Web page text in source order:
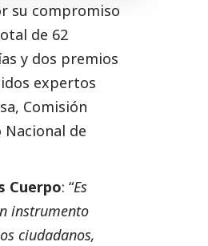
su compromiso
de 62
y dos premios
expertos
Comisión
Nacional de
Cuerpo: “Es
instrumento
ciudadanos,